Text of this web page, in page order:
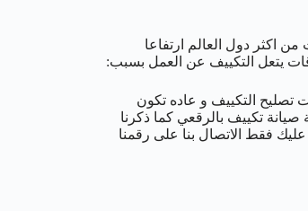
اكثر دول العالم ارتفاعا
يتعل التكييف عن العمل بسبب:
التكييف و عاده تكون
تكييف بالرقعي كما ذكرنا
كل ما عليك فقط الاتصال بنا على رقمنا